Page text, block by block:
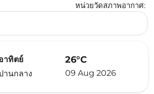
หน่วยวัดสภาพอากาศ:
เซลเซียส Selected
าทิตย์
านกลาง
26°C
09 Aug 2026